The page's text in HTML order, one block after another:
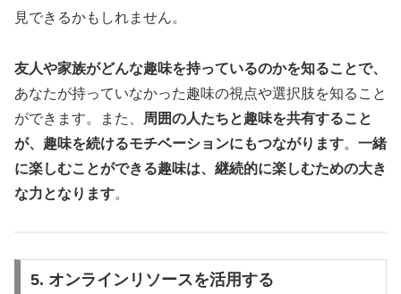
見できるかもしれません。
友人や家族がどんな趣味を持っているのかを知ることで、
あなたが持っていなかった趣味の視点や選択肢を知ること
ができます。また、
周囲の人たちと趣味を共有すること
が、趣味を続けるモチベーションにもつながります。 一緒
に楽しむことができる趣味は、継続的に楽しむための大き
な力となります。
5. オンラインリソースを活用する